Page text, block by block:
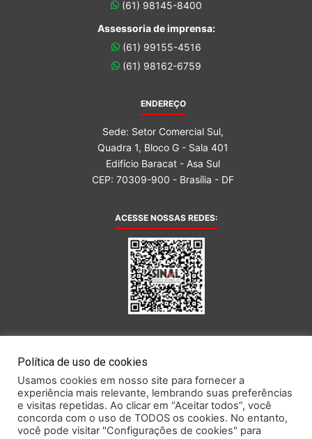
(61) 98145-8400
Assessoria de imprensa:
(61) 99155-4516
(61) 98162-6759
ENDEREÇO
Sede: Setor Comercial Sul,
Quadra 1, Bloco G - Sala 401
Edifício Baracat - Asa Sul
CEP: 70309-900 - Brasília - DF
ACESSE NOSSAS REDES:
Este portal obedece às prescrições da Lei Geral de Proteção de Dados.
Política de uso de cookies
Usamos cookies em nosso site para fornecer a
experiência mais relevante, lembrando suas preferências
e visitas repetidas. Ao clicar em “Aceitar todos”, você
concorda com o uso de TODOS os cookies. No entanto,
você pode visitar "Configurações de cookies" para